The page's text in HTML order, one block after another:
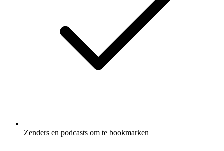
Zenders en podcasts om te bookmarken